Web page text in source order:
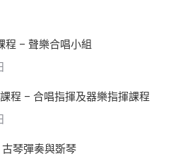
程 – 聲樂合唱小組
程 – 合唱指揮及器樂指揮課程
琴彈奏與斲琴